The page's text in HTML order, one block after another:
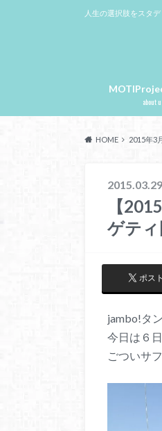
人生の選択肢をスタ
about
HOME 2015年3
2015.03.29
【
ゲティ
ポスト
jambo!タ
今日は６
ごついサ